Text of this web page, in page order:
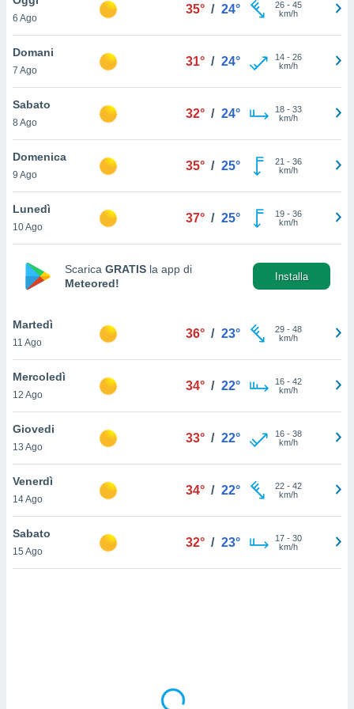
è
al sito
di
ci
di
il
un
la
nella
cookie
il tuo
in
a piè
del
6 Ago
35° / 24° 26- 45
km/h
Domani
7 Ago
31° / 24° 14- 26
km/h
Sabato
8 Ago
32° / 24° 18- 33
km/h
Domenica
9 Ago
35° / 25° 21 - 36
km/h
Lunedì
10 Ago
37° / 25° 19- 36
km/h
Scarica GRATIS la app di
Meteored!
Installa
Martedì
11 Ago
36° / 23° 29- 48
km/h
Mercoledì
12 Ago
34° / 22° 16- 42
km/h
Giovedi
13 Ago
33° / 22° 16- 38
km/h
Venerdì
14 Ago
34° / 22° 22- 42
km/h
Sabato
15 Ago
32° / 23° 17- 30
km/h